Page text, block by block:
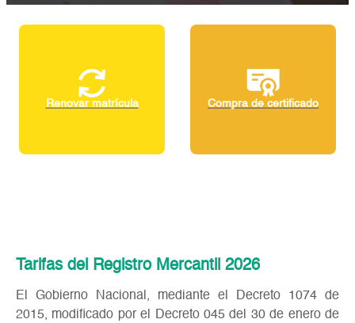
Renovar matrícula Compra de certificado
Tarifas del Registro Mercantil 2026
El Gobierno Nacional, mediante el Decreto 1074 de
2015, modificado por el Decreto 045 del 30 de enero de